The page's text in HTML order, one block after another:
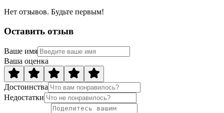
Нет отзывов. Будьте первым!
Оставить отзыв
Ваше имя
Ваша оценка
Достоинства
Недостатки